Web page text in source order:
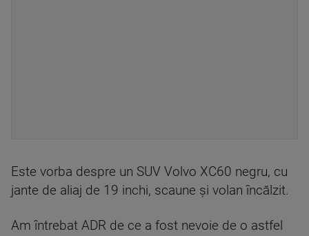
Este vorba despre un SUV Volvo XC60 negru, cu
jante de aliaj de 19 inchi, scaune și volan încălzit.
Am întrebat ADR de ce a fost nevoie de o astfel